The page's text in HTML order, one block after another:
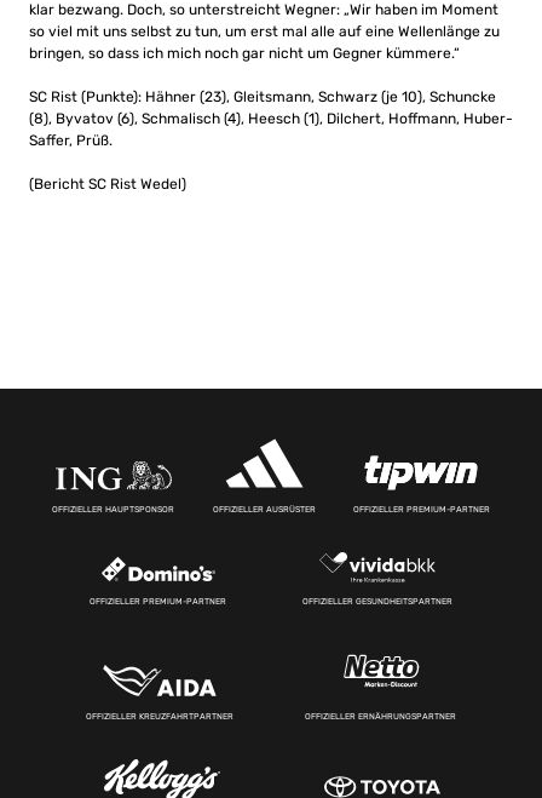
klar bezwang. Doch, so unterstreicht Wegner: „Wir haben im Moment
so viel mit uns selbst zu tun, um erst mal alle auf eine Wellenlänge zu
bringen, so dass ich mich noch gar nicht um Gegner kümmere.“
SC Rist (Punkte): Hähner (23), Gleitsmann, Schwarz (je 10), Schuncke
(8), Byvatov (6), Schmalisch (4), Heesch (1), Dilchert, Hoffmann, Huber-
Saffer, Prüß.
(Bericht SC Rist Wedel)
OFFIZIELLER HAUPTSPONSOR OFFIZIELLER AUSRÜSTER OFFIZIELLER PREMIUM-PARTNER
OFFIZIELLER PREMIUM-PARTNER OFFIZIELLER GESUNDHEITSPARTNER
OFFIZIELLER KREUZFAHRTPARTNER OFFIZIELLER ERNÄHRUNGSPARTNER